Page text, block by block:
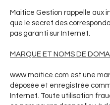
Maitice Gestion rappelle aux
que le secret des
pas garanti sur Internet.
MARQUE ET NOMS DE
www.maitice.com est une
déposée et enregistrée
Internet. Toute utilisation